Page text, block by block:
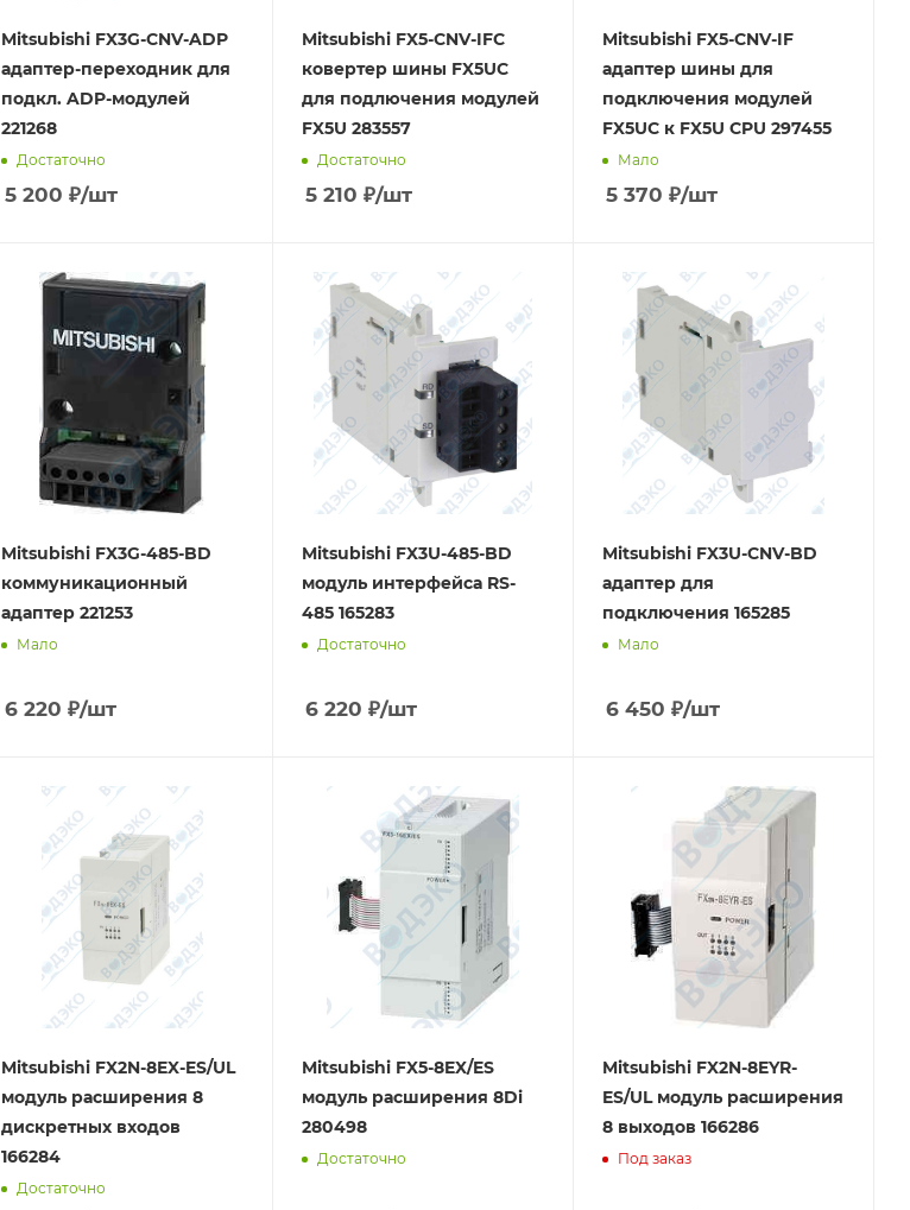
Mitsubishi FX3G-CNV-ADP
адаптер-переходник для
подкл. ADP-модулей
221268
Достаточно
5 200 ₽/шт
Mitsubishi FX5-CNV-IFC
ковертер шины FX5UC
для подлючения модулей
FX5U 283557
Достаточно
5 210 ₽/шт
Mitsubishi FX5-CNV-IF
адаптер шины для
подключения модулей
FX5UC к FX5U CPU 297455
Мало
5 370 ₽/шт
Mitsubishi FX3G-485-BD
коммуникационный
адаптер 221253
Мало
6 220 ₽/шт
Mitsubishi FX3U-485-BD
модуль интерфейса RS-
485 165283
Достаточно
6 220 ₽/шт
Mitsubishi FX3U-CNV-BD
адаптер для
подключения 165285
Мало
6 450 ₽/шт
Mitsubishi FX2N-8EX-ES/UL
модуль расширения 8
дискретных входов
166284
Достаточно
Mitsubishi FX5-8EX/ES
модуль расширения 8Di
280498
Достаточно
Mitsubishi FX2N-8EYR-
ES/UL модуль расширения
8 выходов 166286
Под заказ